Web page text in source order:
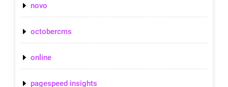
novo
octobercms
online
pagespeed insights